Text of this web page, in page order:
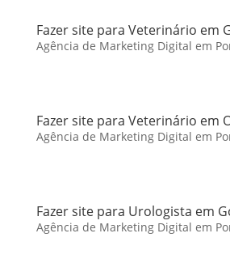
Fazer site para Veterinário em
Agência de Marketing Digital em
Fazer site para Veterinário em
Agência de Marketing Digital em
Fazer site para Urologista em
Agência de Marketing Digital em